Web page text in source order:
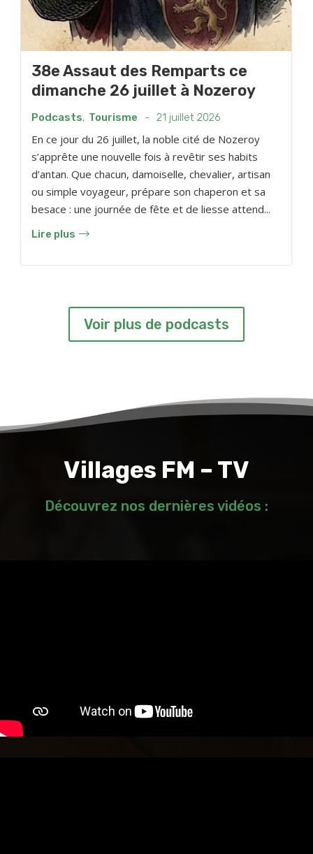
38e Assaut des Remparts ce
dimanche 26 juillet à Nozeroy
Podcasts, Tourisme - 21 juillet 2026
En ce jour du 26 juillet, la noble cité de Nozeroy
s’apprête une nouvelle fois à revêtir ses habits
d’antan. Que chacun, damoiselle, chevalier, artisan
ou simple voyageur, prépare son chaperon et sa
besace : une journée de fête et de liesse attend...
Lire plus
Voir plus de podcasts
Villages FM – TV
Découvrez nos dernières vidéos :